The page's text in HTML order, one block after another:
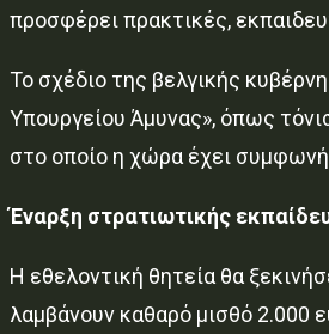
προσφέρει πρακτικές,
Το σχέδιο της βελγικής
Υπουργείου Άμυνας», όπως
στο οποίο η χώρα έχει
Έναρξη στρατιωτικής
Η εθελοντική θητεία θα
λαμβάνουν καθαρό μισθό 2.000